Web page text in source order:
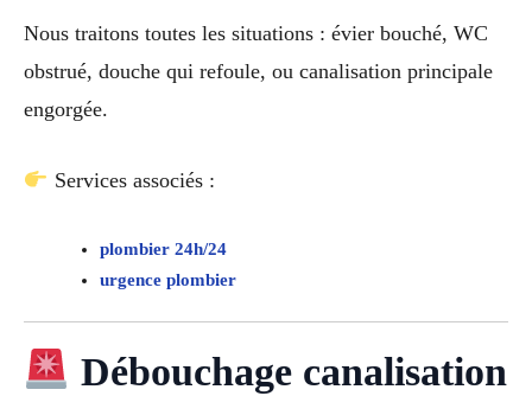
Nous traitons toutes les situations : évier bouché, WC
obstrué, douche qui refoule, ou canalisation principale
engorgée.
Services associés :
plombier 24h/24
urgence plombier
Débouchage canalisation